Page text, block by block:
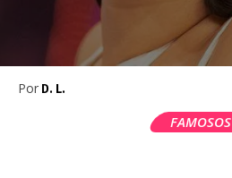
Por D. L.
FAMOSOS